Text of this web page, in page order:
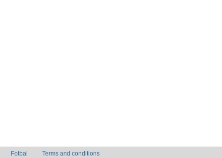
Fotbal Terms and conditions